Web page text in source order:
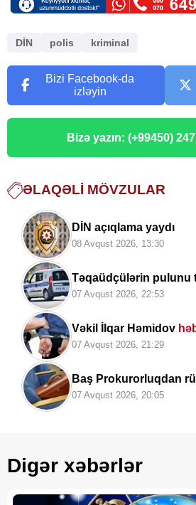
DİN polis kriminal
Bizi Facebook-da
izləyin
Bizə yazın: (+99450)
ƏLAQƏLI MÖVZULAR
DİN açıqlama yaydı
08 Avqust 2026, 13:30
Təqaüdçülərin pulunu
saxlanıldı
07 Avqust 2026, 22:53
Vəkil İlqar Həmidov
07 Avqust 2026, 21:29
Baş Prokurorluqdan
vəzifəli şəxslərlə bağlı
07 Avqust 2026, 20:05
Digər xəbərlər